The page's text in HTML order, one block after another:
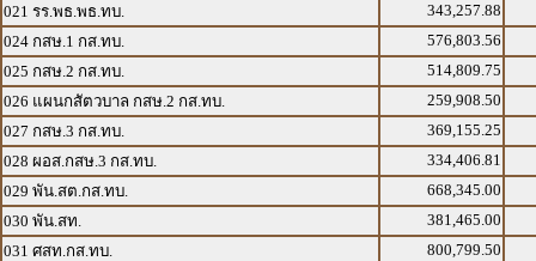
021 รร.พธ.พธ.ทบ.
343,257.88
024 กสษ.1 กส.ทบ.
576,803.56
025 กสษ.2 กส.ทบ.
514,809.75
026 แผนกสัตวบาล กสษ.2 กส.ทบ.
259,908.50
027 กสษ.3 กส.ทบ.
369,155.25
028 ผอส.กสษ.3 กส.ทบ.
334,406.81
029 พัน.สต.กส.ทบ.
668,345.00
030 พัน.สท.
381,465.00
031 ศสท.กส.ทบ.
800,799.50